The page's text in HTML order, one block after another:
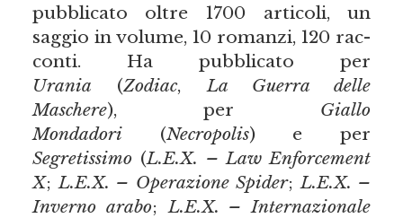
pubblicato oltre 1700 articoli, un
saggio in volume, 10 romanzi, 120 rac­
conti. Ha pubblicato per
Urania (Zodiac,La Guerra delle
Maschere), per Giallo
Mondadori(Necropolis) e per
Segretissimo(L.E.X. – Law Enforcement
X;L.E.X. – Operazione Spider;L.E.X. –
Inverno arabo;L.E.X. – Internazionale